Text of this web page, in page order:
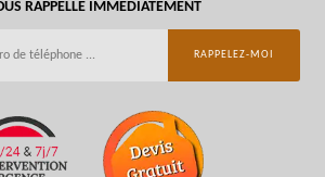
RAPPELLE IMMEDIATEMENT